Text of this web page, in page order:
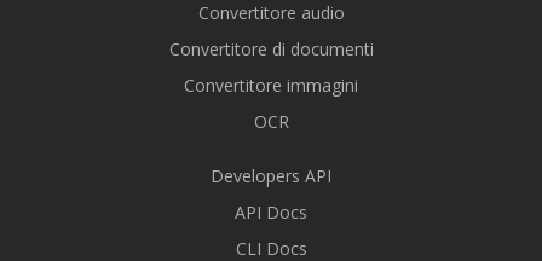
Convertitore audio
Convertitore di documenti
Convertitore immagini
OCR
Developers API
API Docs
CLI Docs